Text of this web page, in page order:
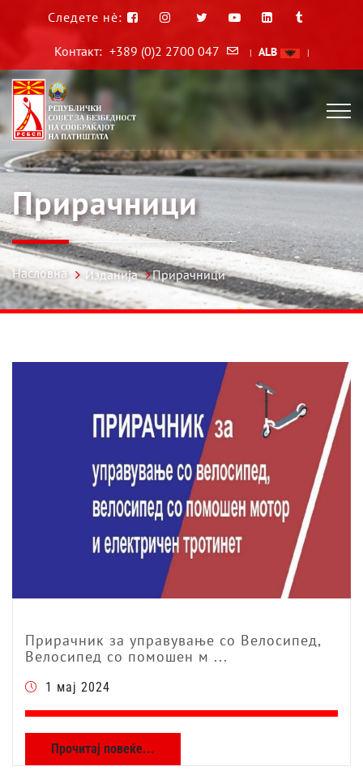
Следете нè:
Контакт: +389 (0)2 2700 047 | ALB |
Прирачници
Насловна Изданија Прирачници
Прирачник за управување со Велосипед,
Велосипед со помошен м ...
1 мај 2024
Прочитај повеќе...